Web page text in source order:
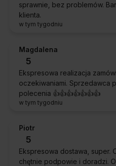
sprawnie, bez problemów.
klienta.
w tym tygodniu
Magdalena
5
Ekspresowa realizacja
oczekiwaniami. Sprzedawca
polecenia 👍️👍️👍️👍️👍️👍️👍️
w tym tygodniu
Piotr
5
Ekspresowa dostawa, super.
chętnie podpowie i doradzi.